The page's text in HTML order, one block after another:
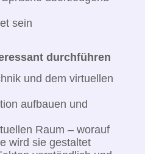
sein
durchführen
und dem virtuellen
aufbauen und
Raum – worauf
wird sie gestaltet